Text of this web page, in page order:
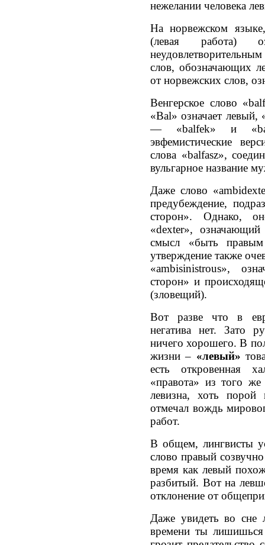
нежелании человека
На норвежском
(левая работа)
слов, обозначающих
от норвежских слов,
Венгерское слово
«Bal» означает
— «balfek» и
эвфемистические
слова «balfasz»,
вульгарное название
Даже слово
предубеждение,
сторон». Однако,
«dexter»,
смысл «быть
утверждение также
«ambisinistrous»,
сторон» и
(зловещий).
Вот разве что в
негатива нет. Зато
ничего хорошего. В
жизни – «левый»
есть откровенная
«правота» из того
левизна, хоть порой
отмечал вождь
работ.
В общем, лингвисты
слово правый
время как левый
разбитый. Вот на
отклонение от
Даже увидеть во сне
времени ты лишишься